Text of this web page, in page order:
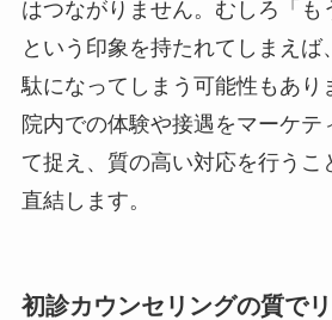
はつながりません。むしろ「も
という印象を持たれてしまえば
駄になってしまう可能性もあり
院内での体験や接遇をマーケテ
て捉え、質の高い対応を行うこ
直結します。
初診カウンセリングの質で